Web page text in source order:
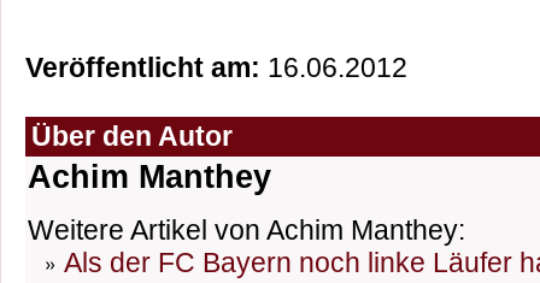
Veröffentlicht am: 16.06.2012
Über den Autor
Achim Manthey
Weitere Artikel von Achim Manthey:
Als der FC Bayern noch linke Läufer